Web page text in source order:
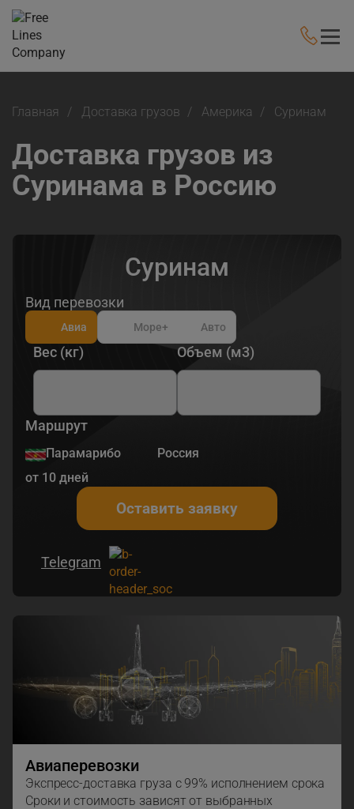
Главная Доставка грузов Америка Суринам
Доставка грузов из
Суринама в Россию
Суринам
Вид перевозки
Авиа Море+ Авто
Вес (кг) Объем (м3)
Маршрут
Парамарибо
Россия
от 10 дней
Оставить заявку
Telegram
Авиаперевозки
Экспресс-доставка груза с 99% исполнением срока
Сроки и стоимость зависят от выбранных